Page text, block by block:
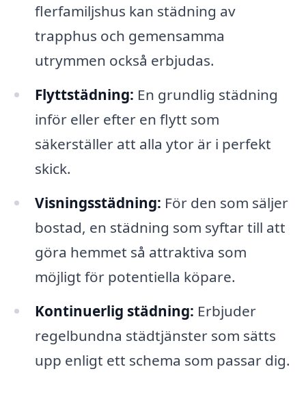
flerfamiljshus kan städning av
trapphus och gemensamma
utrymmen också erbjudas.
Flyttstädning: En grundlig städning
inför eller efter en flytt som
säkerställer att alla ytor är i perfekt
skick.
Visningsstädning: För den som säljer
bostad, en städning som syftar till att
göra hemmet så attraktiva som
möjligt för potentiella köpare.
Kontinuerlig städning: Erbjuder
regelbundna städtjänster som sätts
upp enligt ett schema som passar dig.